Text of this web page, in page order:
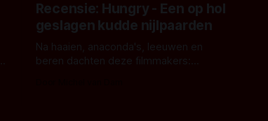
Recensie: Hungry - Een op hol
geslagen kudde nijlpaarden
Na haaien, anaconda's, leeuwen en
beren dachten deze filmmakers: